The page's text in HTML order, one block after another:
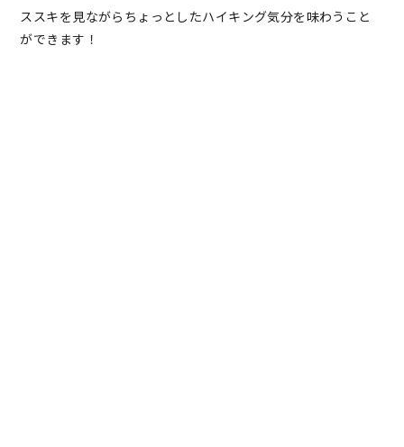
ススキを見ながらちょっとしたハイキング気分を味わうこと
ができます！